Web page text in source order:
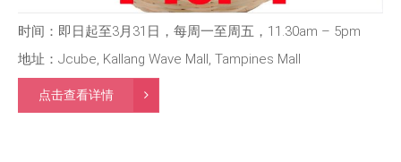
时间：即日起至3月31日，每周一至周五，11.30am – 5pm
地址：Jcube, Kallang Wave Mall, Tampines Mall
点击查看详情